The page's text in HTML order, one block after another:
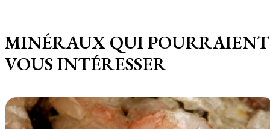
MINÉRAUX QUI POURRAIENT
VOUS INTÉRESSER